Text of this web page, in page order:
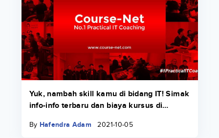
Yuk, nambah skill kamu di bidang IT! Simak
info-info terbaru dan biaya kursus di
By Hafendra Adam 2021-10-05